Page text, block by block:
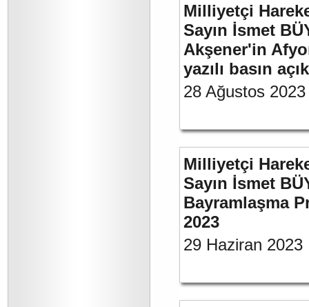
Milliyetçi
Sayın İsmet
Akşener'in
yazılı basın
28 Ağustos 2023
Milliyetçi
Sayın İsmet
Bayramlaşma
2023
29 Haziran 2023